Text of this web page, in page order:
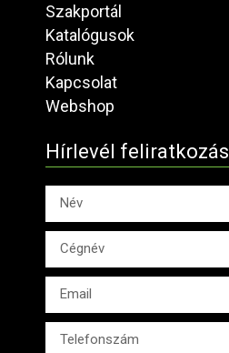
Szakportál
Katalógusok
Rólunk
Kapcsolat
Webshop
Hírlevél feliratkozás